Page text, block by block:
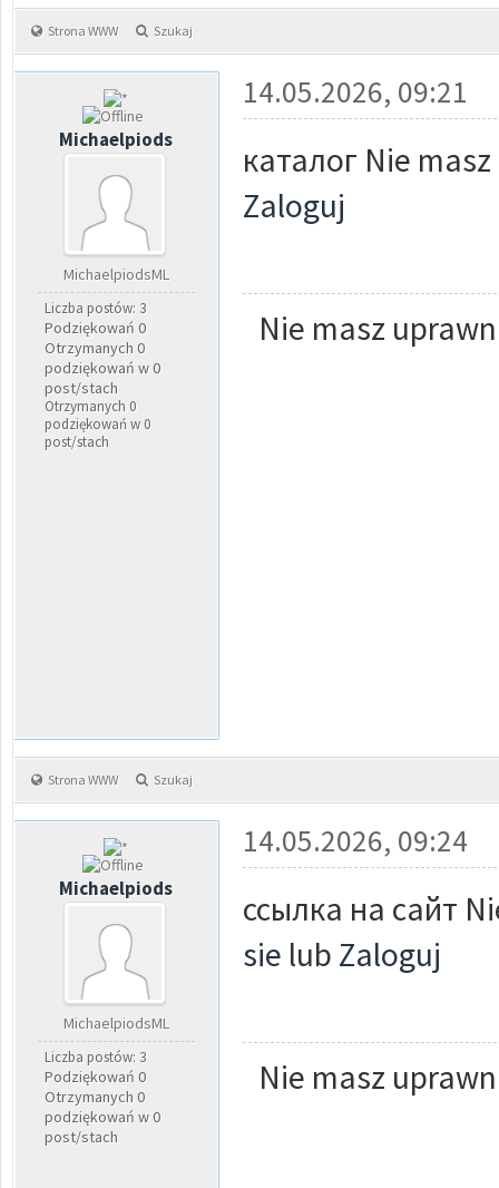
Strona WWW Szukaj
Michaelpiods
MichaelpiodsML
Liczba postów: 3
Podziękowań 0
Otrzymanych 0
podziękowań w 0
post/stach
Otrzymanych 0
podziękowań w 0
post/stach
14.05.2026, 09:21
каталог Nie
Zaloguj
Nie masz
Strona WWW Szukaj
Michaelpiods
MichaelpiodsML
Liczba postów: 3
Podziękowań 0
Otrzymanych 0
podziękowań w 0
post/stach
14.05.2026, 09:24
ссылка на сайт
sie lub Zaloguj
Nie masz